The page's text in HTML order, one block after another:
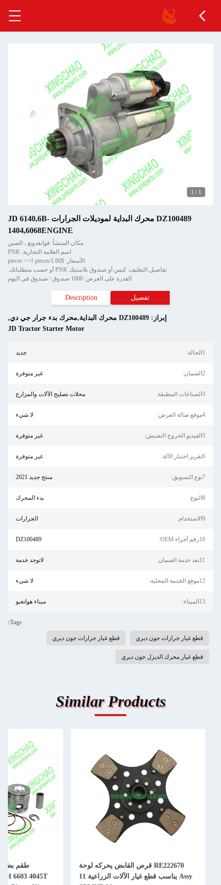
1
/
1
DZ100489 محرك البداية لموديلات الجرارات JD 6140,6B-
1404,6068ENGINE
مكان المنشأ: قوانغدونغ ، الصين
اسم العلامة التجارية: PNK
الأسعار: $1.00/pieces >=1 pieces
تفاصيل التغليف: كيس أو صندوق بلاستيك PNK أو حسب متطلباتك.
القدرة على العرض: 1000 صندوق / صندوق في اليوم
تفصيل Description
إبراز: DZ100489 محرك البداية,محرك بدء جرار جي دي
,
JD Tractor Starter Motor
1الحالة: جديد
2الضمان: غير متوفرة
3الصناعات المطبقة: محلات تصليح الآلات والمزارع
4موقع صالة العرض: لا شيء
5الفيديو الخروج التفتيش: غير متوفرة
6تقرير اختبار الآلة: غير متوفرة
7نوع التسويق: منتج جديد 2021
8النوع: بدء المحرك
9الاستخدام: الجرارات
10رقم أجزاء OEM: DZ100489
11بعد خدمة الضمان: لاتوجد خدمة
12موقع الخدمة المحلية: لا شيء
13الميناء: ميناء هوانغبو
Tags:
قطع غيار جرارات جون ديري قطع غيار جرارات جون ديري
قطع غيار محرك الديزل جون ديري
Similar Products
RE222670 قرص القابض يحركه لوحة
Assy يناسب قطع غيار الآلات الزراعية 11
6603 4045T